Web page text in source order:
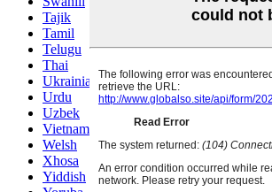
Tajik
Tamil
Telugu
Thai
Ukrainian
Urdu
Uzbek
Vietnamese
Welsh
Xhosa
Yiddish